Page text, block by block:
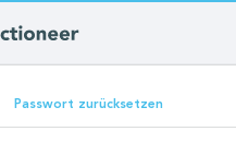
Passwort zurücksetzen
Reiter)